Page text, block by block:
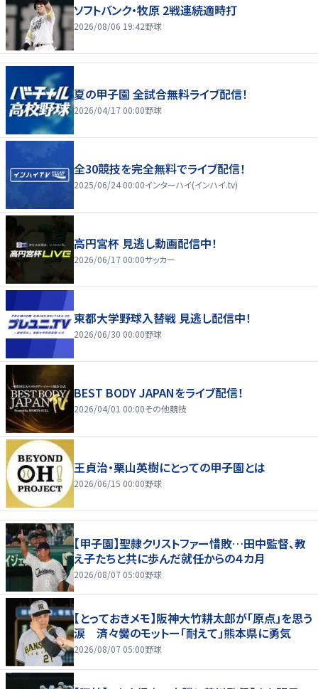
ソフトバンク・牧原 2戦連続適時打
2026/08/06 19:42野球
夏の甲子園 全試合無料ライブ配信！
2026/04/17 00:00野球
全30競技を完全無料でライブ配信！
2025/06/24 00:00インターハイ(インハイ.tv)
高円宮杯 見逃し動画配信中！
2026/06/17 00:00サッカー
東都大学野球入替戦 見逃し配信中！
2026/06/30 00:00野球
BEST BODY JAPANをライブ配信！
2026/04/01 00:00その他競技
王貞治・栗山英樹にとっての甲子園とは
2026/06/15 00:00野球
【甲子園】聖隷クリストファー惜敗…田中監督、教
え子たちと共に歩んだ就任からの４カ月
2026/08/07 05:00野球
【とっておきメモ】阪神大竹耕太郎が「原点」を思う
涙 済々黌のモットー「耐えて」熊本県に勇気
2026/08/07 05:00野球